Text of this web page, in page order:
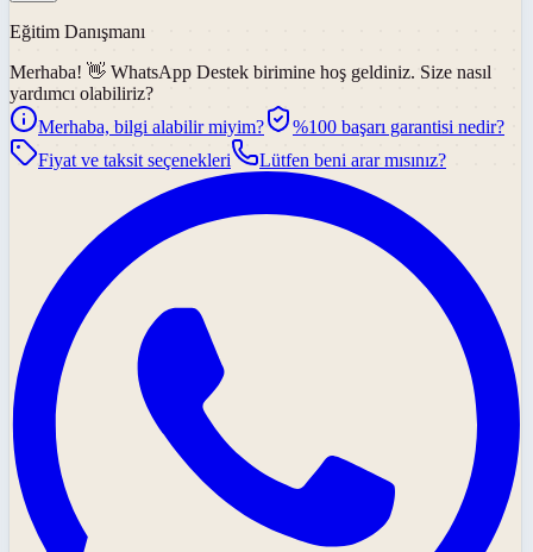
Eğitim Danışmanı
Merhaba! 👋 WhatsApp Destek birimine hoş geldiniz. Size nasıl
yardımcı olabiliriz?
Merhaba, bilgi alabilir miyim?
%100 başarı garantisi nedir?
Fiyat ve taksit seçenekleri
Lütfen beni arar mısınız?